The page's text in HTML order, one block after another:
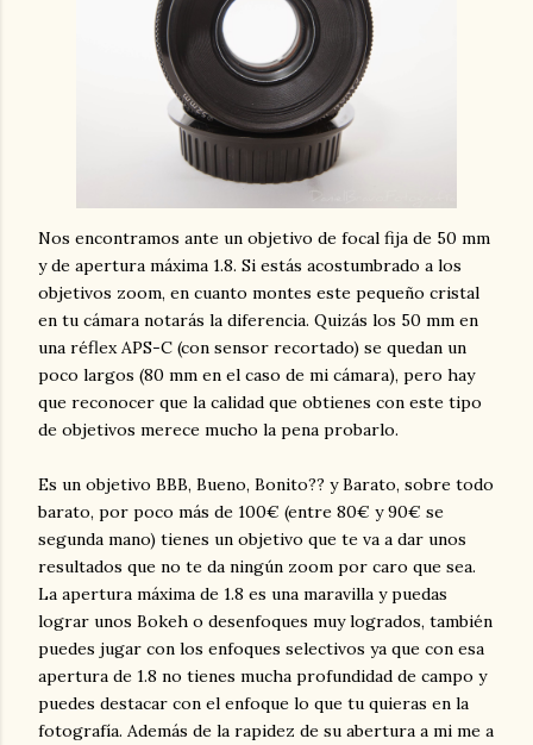
Nos encontramos ante un objetivo de focal fija de 50 mm
y de apertura máxima 1.8. Si estás acostumbrado a los
objetivos zoom, en cuanto montes este pequeño cristal
en tu cámara notarás la diferencia. Quizás los 50 mm en
una réflex APS-C (con sensor recortado) se quedan un
poco largos (80 mm en el caso de mi cámara), pero hay
que reconocer que la calidad que obtienes con este tipo
de objetivos merece mucho la pena probarlo.
Es un objetivo BBB, Bueno, Bonito?? y Barato, sobre todo
barato, por poco más de 100€ (entre 80€ y 90€ se
segunda mano) tienes un objetivo que te va a dar unos
resultados que no te da ningún zoom por caro que sea.
La apertura máxima de 1.8 es una maravilla y puedas
lograr unos Bokeh o desenfoques muy logrados, también
puedes jugar con los enfoques selectivos ya que con esa
apertura de 1.8 no tienes mucha profundidad de campo y
puedes destacar con el enfoque lo que tu quieras en la
fotografía. Además de la rapidez de su abertura a mi me a